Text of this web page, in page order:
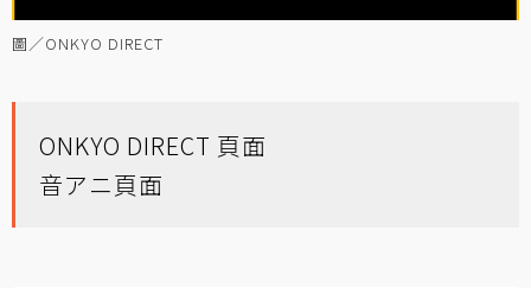
圖／ONKYO DIRECT
ONKYO DIRECT 頁面
音アニ頁面